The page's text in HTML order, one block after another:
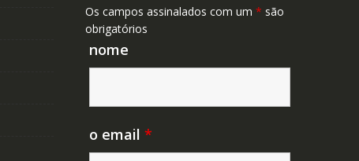
Os campos assinalados com um * são
obrigatórios
nome
o email *